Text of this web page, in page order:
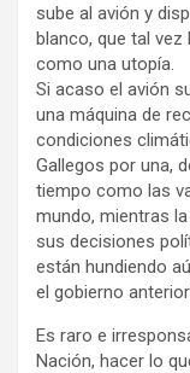
sube al avión y
blanco, que tal
como una utopía.
Si acaso el avión
una máquina de
condiciones
Gallegos por una,
tiempo como las
mundo, mientras
sus decisiones
están hundiendo
el gobierno
Es raro e
Nación, hacer lo